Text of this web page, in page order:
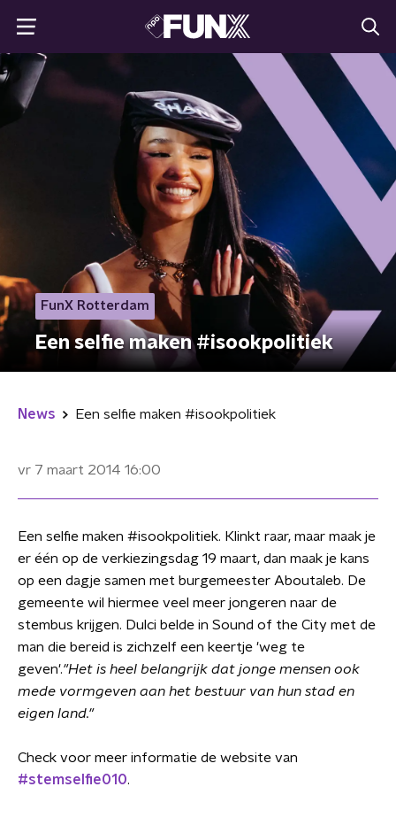
FunX Rotterdam
Een selfie maken #isookpolitiek
News Een selfie maken #isookpolitiek
vr 7 maart 2014 16:00
Een selfie maken #isookpolitiek. Klinkt raar, maar maak je
er één op de verkiezingsdag 19 maart, dan maak je kans
op een dagje samen met burgemeester Aboutaleb. De
gemeente wil hiermee veel meer jongeren naar de
stembus krijgen. Dulci belde in Sound of the City met de
man die bereid is zichzelf een keertje 'weg te
geven'."Het is heel belangrijk dat jonge mensen ook
mede vormgeven aan het bestuur van hun stad en
eigen land."
Check voor meer informatie de website van
#stemselfie010.